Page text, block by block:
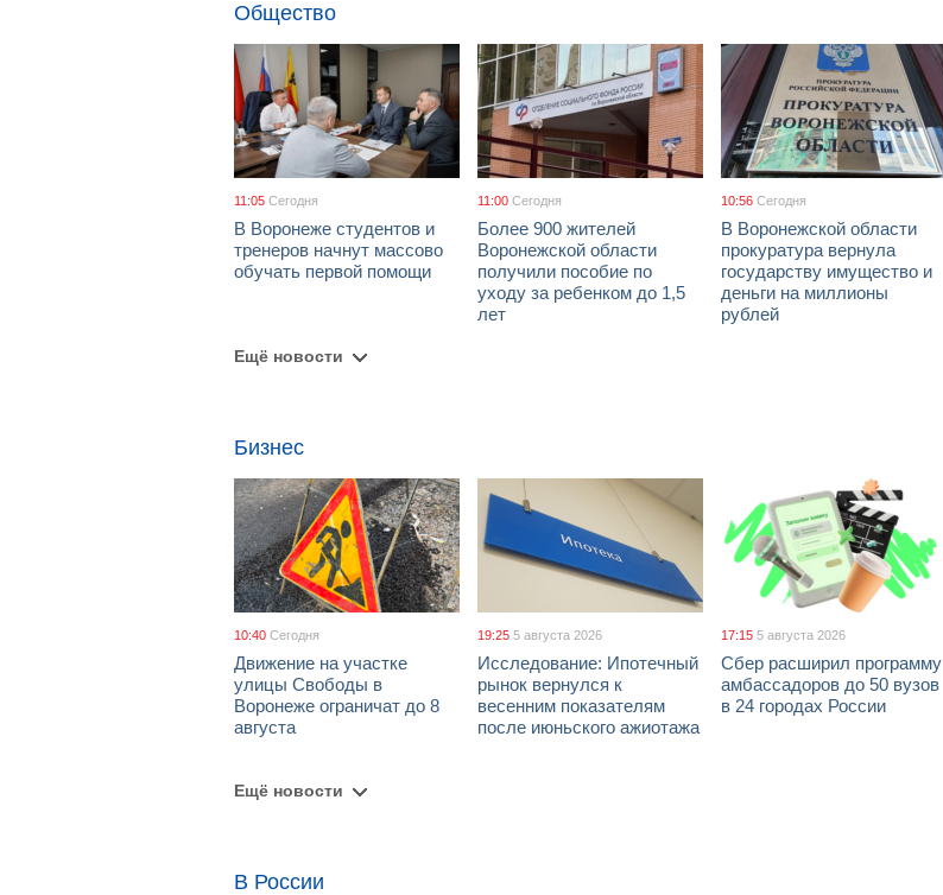
Общество
11:05 Сегодня
В Воронеже студентов и
тренеров начнут массово
обучать первой помощи
11:00 Сегодня
Более 900 жителей
Воронежской области
получили пособие по
уходу за ребенком до 1,5
лет
10:56 Сегодня
В Воронежской области
прокуратура вернула
государству имущество и
деньги на миллионы
рублей
Ещё новости
Бизнес
10:40 Сегодня
Движение на участке
улицы Свободы в
Воронеже ограничат до 8
августа
19:25 5 августа 2026
Исследование: Ипотечный
рынок вернулся к
весенним показателям
после июньского ажиотажа
17:15 5 августа 2026
Сбер расширил программу
амбассадоров до 50 вузов
в 24 городах России
Ещё новости
В России